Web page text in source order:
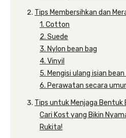
Tips Membersihkan dan
1. Cotton
2. Suede
3. Nylon bean bag
4. Vinyil
5. Mengisi ulang isian bean
6. Perawatan secara
Tips untuk Menjaga Bentuk
Cari Kost yang Bikin
Rukita!